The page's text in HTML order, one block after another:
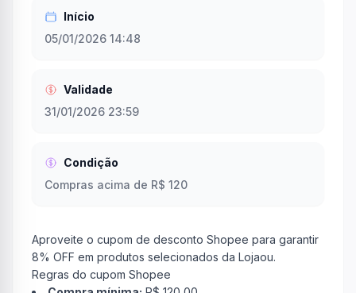
Início
05/01/2026 14:48
Validade
31/01/2026 23:59
Condição
Compras acima de R$ 120
Aproveite o cupom de desconto Shopee para garantir
8% OFF em produtos selecionados da Lojaou.
Regras do cupom Shopee